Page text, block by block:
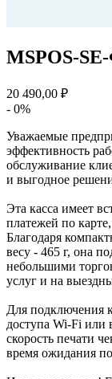
MSPOS-
20 490,00 ₽
- 0%
Уважаемые
эффективность
обслуживание
и выгодное
Эта касса имеет
платежей по
Благодаря
весу - 465 г, она
небольшими
услуг и на
Для подключения
доступа Wi-Fi или
скорость печати
время ожидания